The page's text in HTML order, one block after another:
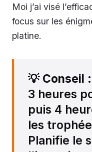
Moi j’ai visé
focus sur les
platine.
💡 Conseil
3 heures
puis 4
les
Planifie le